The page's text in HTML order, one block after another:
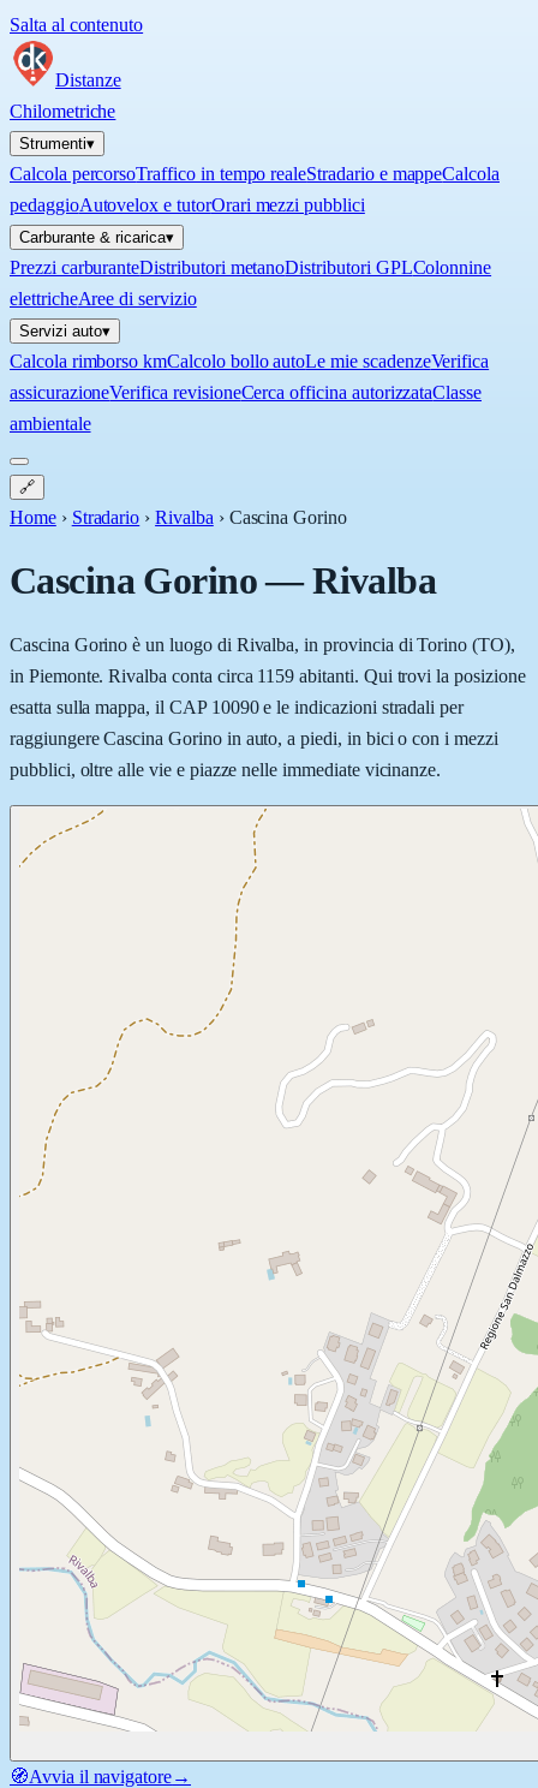
Salta al contenuto
Distanze
Chilometriche
Strumenti▾
Calcola percorsoTraffico in tempo realeStradario e mappeCalcola
pedaggioAutovelox e tutorOrari mezzi pubblici
Carburante & ricarica▾
Prezzi carburanteDistributori metanoDistributori GPLColonnine
elettricheAree di servizio
Servizi auto▾
Calcola rimborso kmCalcolo bollo autoLe mie scadenzeVerifica
assicurazioneVerifica revisioneCerca officina autorizzataClasse
ambientale
🔗
Home › Stradario › Rivalba › Cascina Gorino
Cascina Gorino—Rivalba
Cascina Gorino è un luogo di Rivalba, in provincia di Torino (TO),
in Piemonte. Rivalba conta circa 1159 abitanti. Qui trovi la posizione
esatta sulla mappa, il CAP 10090 e le indicazioni stradali per
raggiungere Cascina Gorino in auto, a piedi, in bici o con i mezzi
pubblici, oltre alle vie e piazze nelle immediate vicinanze.
🧭Avvia il navigatore→